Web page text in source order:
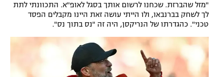
"מזל שהברזת. שכחנו לרשום אותך בסגל לאופ"א. התכוונתי לתת
לך לשחק בברנבאו, ולו הייתי עושה זאת היינו מקבלים הפסד
טכני". כהגדרתו של הנריקסן, היה זה "נס בתוך נס".